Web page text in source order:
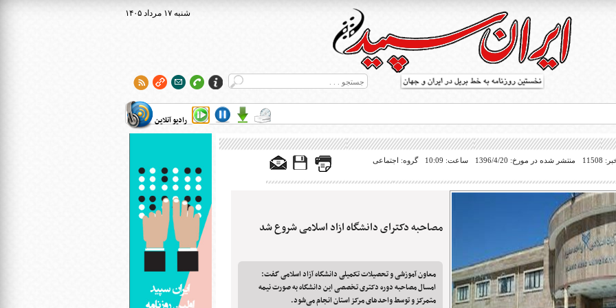
۱۴۰۵ شنبه ۱۷ مرداد
رادیو آنلاین
بریل در جهان
منتشر شده در مورخ: 1396/4/20 ساعت: 10:09 گروه: اجتماعی
مصاحبه دکترای دانشگاه ازاد اسلامی شروع شد
معاون آموزشی و تحصیلات تکمیلی دانشگاه آزاد اسلامی گفت:
امسال مصاحبه دوره دکتری تخصصی این دانشگاه به صورت نیمه
متمرکز و توسط واحدهای مرکز استان انجام می‌شود.